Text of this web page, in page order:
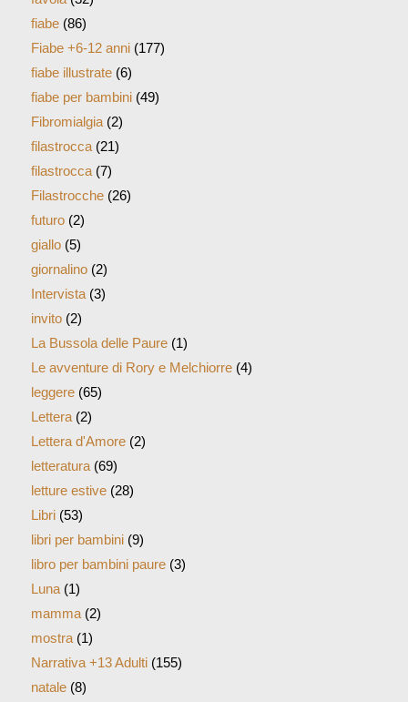
fiabe(86)
Fiabe +6-12 anni(177)
fiabe illustrate(6)
fiabe per bambini(49)
Fibromialgia(2)
filastrocca(21)
filastrocca(7)
Filastrocche(26)
futuro(2)
giallo(5)
giornalino(2)
Intervista(3)
invito(2)
La Bussola delle Paure(1)
Le avventure di Rory e Melchiorre(4)
leggere(65)
Lettera(2)
Lettera d'Amore(2)
letteratura(69)
letture estive(28)
Libri(53)
libri per bambini(9)
libro per bambini paure(3)
Luna(1)
mamma(2)
mostra(1)
Narrativa +13 Adulti(155)
natale(8)